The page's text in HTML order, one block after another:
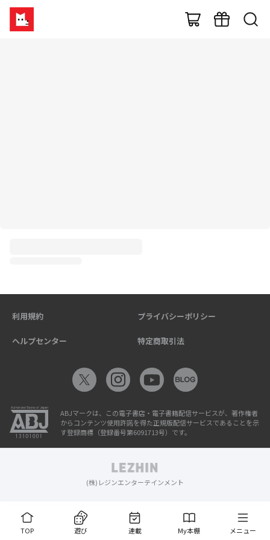
TOP 遊び 連載 My本棚 メニュー
利用規約 プライバシーポリシー
ヘルプセンター 特定商取引法
ABJマークは、この電子書店・電子書籍配信サービスが、著作権者
からコンテンツ使用許諾を得た正規版配信サービスであることを示
す登録商標（登録番号第6091713号）です。
(株)レジンエンターテインメント